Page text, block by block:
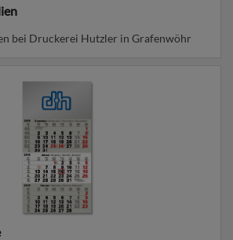
bei Druckerei Hutzler in Grafenwöhr